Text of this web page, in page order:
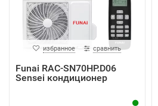
избранное сравнить
Funai RAC-SN70HP.D06
Sensei кондиционер